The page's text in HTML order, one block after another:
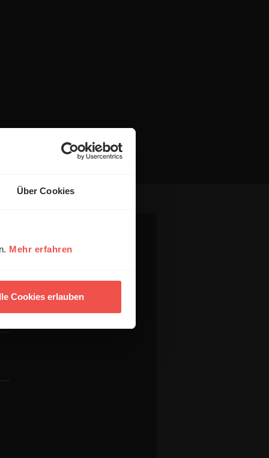
Über Cookies
Mehr erfahren
Cookies erlauben